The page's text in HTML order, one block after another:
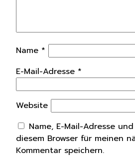
Name *
E-Mail-Adresse *
Website
Name, E-Mail-Adresse
diesem Browser für meinen
Kommentar speichern.